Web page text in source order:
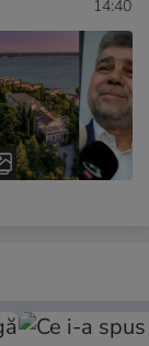
14:40